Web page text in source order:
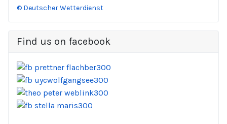
© Deutscher Wetterdienst
Find us on facebook